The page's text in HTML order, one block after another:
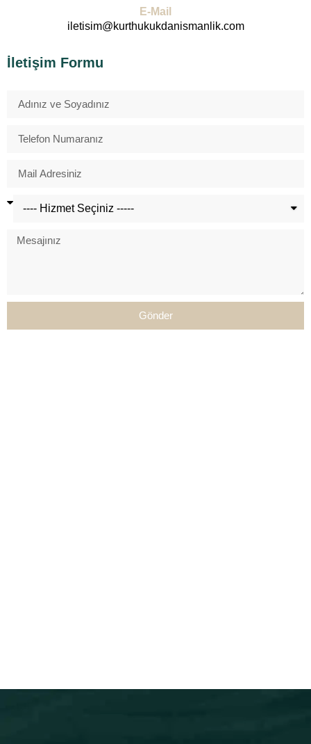
E-Mail
iletisim@kurthukukdanismanlik.com
İletişim Formu
Gönder